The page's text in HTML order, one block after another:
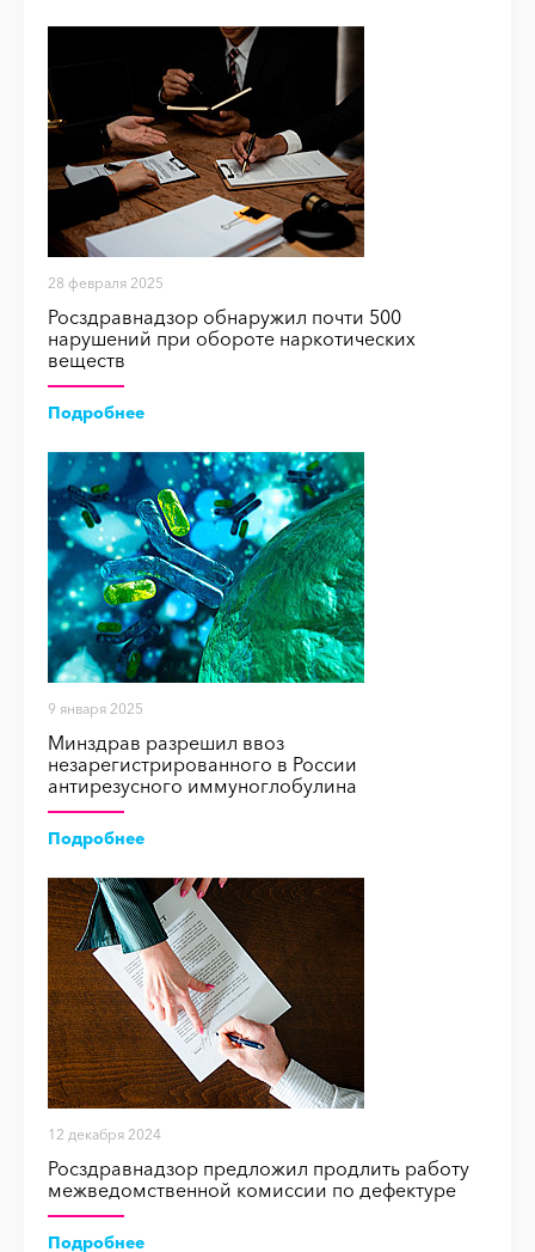
28 февраля 2025
Росздравнадзор обнаружил почти 500
нарушений при обороте наркотических
веществ
Подробнее
9 января 2025
Минздрав разрешил ввоз
незарегистрированного в России
антирезусного иммуноглобулина
Подробнее
12 декабря 2024
Росздравнадзор предложил продлить работу
межведомственной комиссии по дефектуре
Подробнее